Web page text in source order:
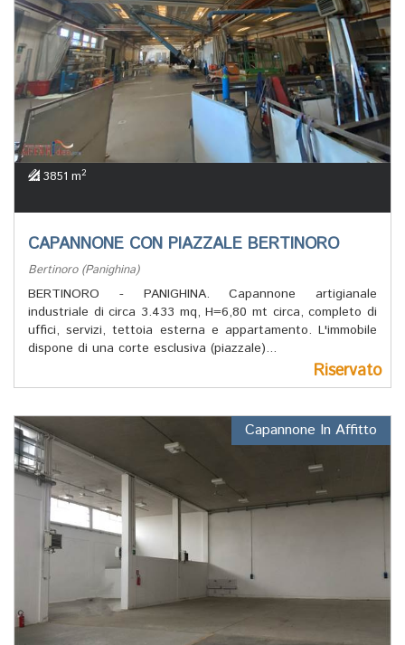
3851 m2
CAPANNONE CON PIAZZALE BERTINORO
Bertinoro (Panighina)
BERTINORO - PANIGHINA. Capannone artigianale
industriale di circa 3.433 mq, H=6,80 mt circa, completo di
uffici, servizi, tettoia esterna e appartamento. L'immobile
dispone di una corte esclusiva (piazzale)...
Riservato
Capannone In Affitto